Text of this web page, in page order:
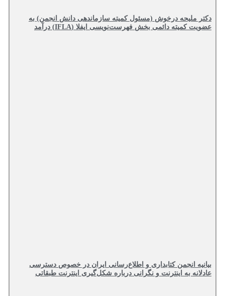
دکتر ملیحه درخوش (مسئول کمیته سازماندهی دانش انجمن) به
عضویت کمیته دائمی بخش فهرست‌نویسی ایفلا (IFLA) درآمد
بیانیه انجمن کتابداری و اطلاع‌رسانی ایران در خصوص دسترسی
عادلانه به اینترنت و نگرانی درباره شکل‌گیری اینترنت طبقاتی